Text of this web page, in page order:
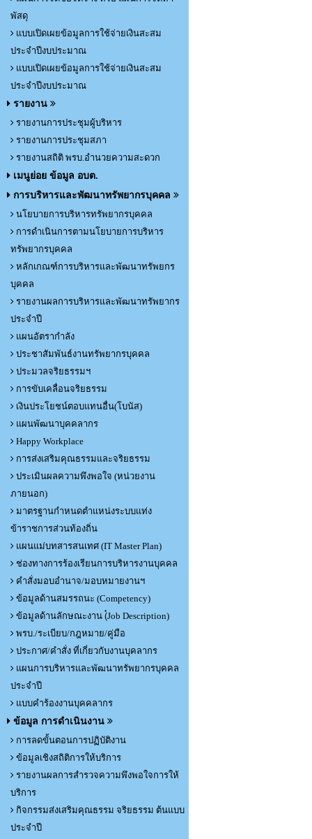
พัสดุ
แบบเปิดเผยข้อมูลการใช้จ่ายเงินสะสม
ประจำปีงบประมาณ
แบบเปิดเผยข้อมูลการใช้จ่ายเงินสะสม
ประจำปีงบประมาณ
รายงาน
รายงานการประชุมผู้บริหาร
รายงานการประชุมสภา
รายงานสถิติ พรบ.อำนวยความสะดวก
เมนูย่อย ข้อมูล อบต.
การบริหารและพัฒนาทรัพยากรบุคคล
นโยบายการบริหารทรัพยากรบุคคล
การดำเนินการตามนโยบายการบริหาร
ทรัพยากรบุคคล
หลักเกณฑ์การบริหารและพัฒนาทรัพยกร
บุคคล
รายงานผลการบริหารและพัฒนาทรัพยากร
ประจำปี
แผนอัตรากำลัง
ประชาสัมพันธ์งานทรัพยากรบุคคล
ประมวลจริยธรรมฯ
การขับเคลื่อนจริยธรรม
เงินประโยชน์ตอบแทนอื่น(โบนัส)
แผนพัฒนาบุคคลากร
Happy Workplace
การส่งเสริมคุณธรรมและจริยธรรม
ประเมินผลความพึงพอใจ (หน่วยงาน
ภายนอก)
มาตรฐานกำหนดตำแหน่งระบบแท่ง
ข้าราชการส่วนท้องถิ่น
แผนแม่บทสารสนเทศ (IT Master Plan)
ช่องทางการร้องเรียนการบริหารงานบุคคล
คำสั่งมอบอำนาจ/มอบหมายงานฯ
ข้อมูลด้านสมรรถนะ (Competency)
ข้อมูลด้านลักษณะงาน (๋Job Description)
พรบ./ระเบียบ/กฎหมาย/คู่มือ
ประกาศ/คำสั่ง ที่เกี่ยวกับงานบุคลากร
แผนการบริหารและพัฒนาทรัพยากรบุคคล
ประจำปี
แบบคำร้องงานบุคคลากร
ข้อมูล การดำเนินงาน
การลดขั้นตอนการปฏิบัติงาน
ข้อมูลเชิงสถิติการให้บริการ
รายงานผลการสำรวจความพึงพอใจการให้
บริการ
กิจกรรมส่งเสริมคุณธรรม จริยธรรม ต้นแบบ
ประจำปี